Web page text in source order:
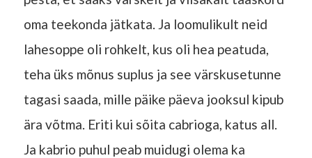
oma teekonda jätkata. Ja loomulikult neid
lahesoppe oli rohkelt, kus oli hea peatuda,
teha üks mõnus suplus ja see värskusetunne
tagasi saada, mille päike päeva jooksul kipub
ära võtma. Eriti kui sõita cabrioga, katus all.
Ja kabrio puhul peab muidugi olema ka